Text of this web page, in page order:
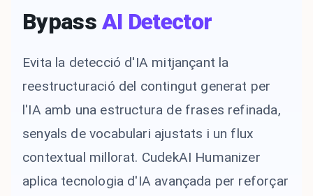
Bypass AI Detector
Evita la detecció d'IA mitjançant la
reestructuració del contingut generat per
l'IA amb una estructura de frases refinada,
senyals de vocabulari ajustats i un flux
contextual millorat. CudekAI Humanizer
aplica tecnologia d'IA avançada per reforçar